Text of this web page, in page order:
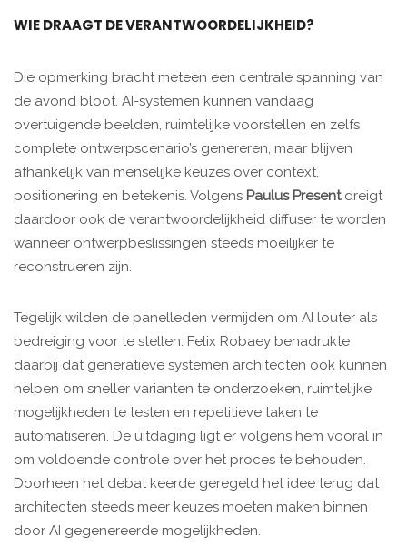
WIE DRAAGT DE VERANTWOORDELIJKHEID?
Die opmerking bracht meteen een centrale spanning van
de avond bloot. AI-systemen kunnen vandaag
overtuigende beelden, ruimtelijke voorstellen en zelfs
complete ontwerpscenario’s genereren, maar blijven
afhankelijk van menselijke keuzes over context,
positionering en betekenis. Volgens Paulus Presentdreigt
daardoor ook de verantwoordelijkheid diffuser te worden
wanneer ontwerpbeslissingen steeds moeilijker te
reconstrueren zijn.
Tegelijk wilden de panelleden vermijden om AI louter als
bedreiging voor te stellen. Felix Robaey benadrukte
daarbij dat generatieve systemen architecten ook kunnen
helpen om sneller varianten te onderzoeken, ruimtelijke
mogelijkheden te testen en repetitieve taken te
automatiseren. De uitdaging ligt er volgens hem vooral in
om voldoende controle over het proces te behouden.
Doorheen het debat keerde geregeld het idee terug dat
architecten steeds meer keuzes moeten maken binnen
door AI gegenereerde mogelijkheden.